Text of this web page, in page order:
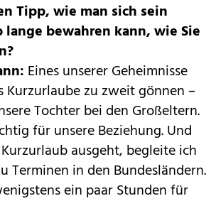
Tipp, wie man sich sein
lange bewahren kann, wie Sie
Eines unserer Geheimnisse
Kurzurlaube zu zweit gönnen –
Tochter bei den Großeltern.
für unsere Beziehung. Und
ausgeht, begleite ich
Terminen in den Bundesländern.
ein paar Stunden für